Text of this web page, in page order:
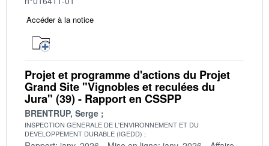
Accéder à la notice
Projet et programme d'actions du Projet
Grand Site "Vignobles et reculées du
Jura" (39) - Rapport en CSSPP
BRENTRUP, Serge
INSPECTION GENERALE DE L'ENVIRONNEMENT ET DU
DEVELOPPEMENT DURABLE (IGEDD)